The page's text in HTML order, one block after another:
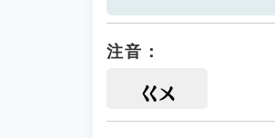
注音：
ㄍㄨ